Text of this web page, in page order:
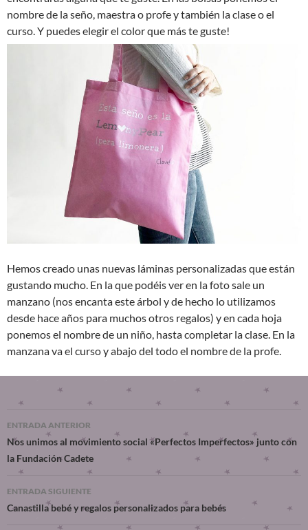
nombre de la seño, maestra o profe y también la clase o el
curso. Y puedes elegir el color que más te guste!
Hemos creado unas nuevas láminas personalizadas que están
gustando mucho. En la que podéis ver en la foto sale un
manzano (nos encanta este árbol y de hecho lo utilizamos
desde hace años para muchos otros regalos) y en cada hoja
ponemos el nombre de un niño, hasta completar la clase. En la
manzana va el curso y abajo del todo el nombre de la profe.
ENTRADA ANTERIOR
Nos unimos al movimiento social «Perfectos Imperfectos» junto con
la Fundación Cadete
ENTRADA SIGUIENTE
Canastilla bebé y regalos personalizados para bebés